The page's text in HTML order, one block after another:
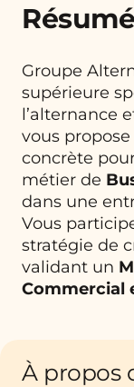
Groupe
supérieure
l’alternance
vous
concrète
métier de
dans une
Vous
stratégie de
validant un
Commercial
À propos